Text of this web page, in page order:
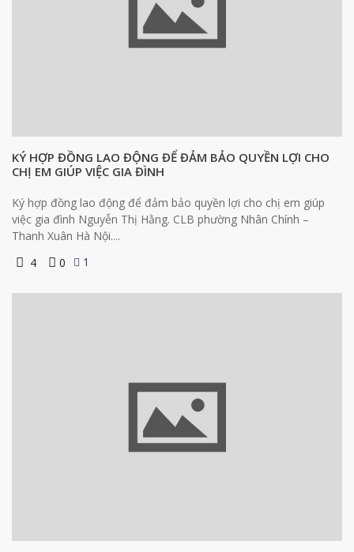
KÝ HỢP ĐỒNG LAO ĐỘNG ĐỂ ĐẢM BẢO QUYỀN LỢI CHO
CHỊ EM GIÚP VIỆC GIA ĐÌNH
Ký hợp đồng lao động để đảm bảo quyền lợi cho chị em giúp
việc gia đình Nguyễn Thị Hằng. CLB phường Nhân Chính –
Thanh Xuân Hà Nội....
4
0 1